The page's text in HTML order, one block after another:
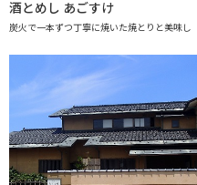
酒とめし あごすけ
炭火で一本ずつ丁寧に焼いた焼とりと美味し